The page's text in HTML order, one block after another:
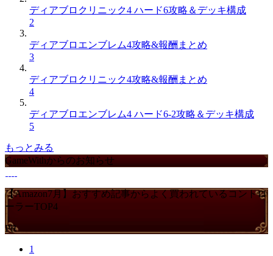
ディアブロクリニック4 ハード6攻略＆デッキ構成
2
ディアブロエンブレム4攻略&報酬まとめ
3
ディアブロクリニック4攻略&報酬まとめ
4
ディアブロエンブレム4 ハード6-2攻略＆デッキ構成
5
もっとみる
GameWithからのお知らせ
【Amazon7月】おすすめ記事からよく買われているコントロ
ーラーTOP4
PR
1